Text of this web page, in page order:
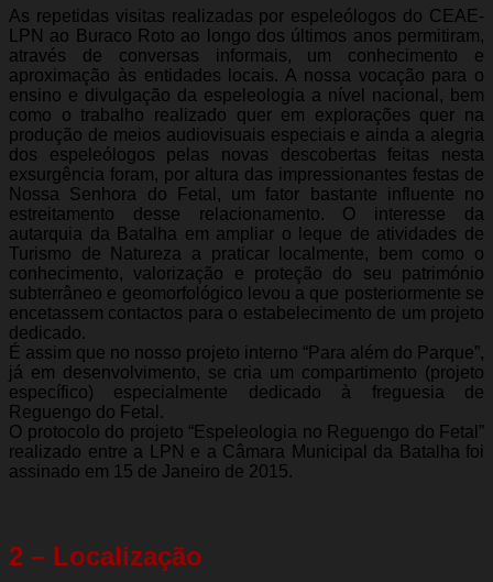
As repetidas visitas realizadas por espeleólogos do CEAE-
LPN ao Buraco Roto ao longo dos últimos anos permitiram,
através de conversas informais, um conhecimento e
aproximação às entidades locais. A nossa vocação para o
ensino e divulgação da espeleologia a nível nacional, bem
como o trabalho realizado quer em explorações quer na
produção de meios audiovisuais especiais e ainda a alegria
dos espeleólogos pelas novas descobertas feitas nesta
exsurgência foram, por altura das impressionantes festas de
Nossa Senhora do Fetal, um fator bastante influente no
estreitamento desse relacionamento. O interesse da
autarquia da Batalha em ampliar o leque de atividades de
Turismo de Natureza a praticar localmente, bem como o
conhecimento, valorização e proteção do seu património
subterrâneo e geomorfológico levou a que posteriormente se
encetassem contactos para o estabelecimento de um projeto
dedicado.
É assim que no nosso projeto interno “Para além do Parque”,
já em desenvolvimento, se cria um compartimento (projeto
específico) especialmente dedicado à freguesia de
Reguengo do Fetal.
O protocolo do projeto “Espeleologia no Reguengo do Fetal”
realizado entre a LPN e a Câmara Municipal da Batalha foi
assinado em 15 de Janeiro de 2015.
2 – Localização